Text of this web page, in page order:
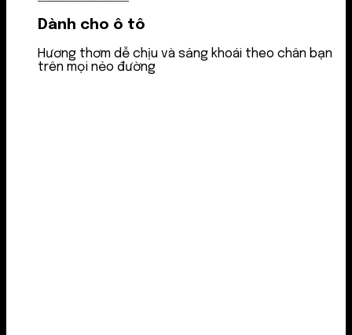
Dành cho ô tô
Hương thơm dễ chịu và sảng khoái theo chân bạn
trên mọi nẻo đường